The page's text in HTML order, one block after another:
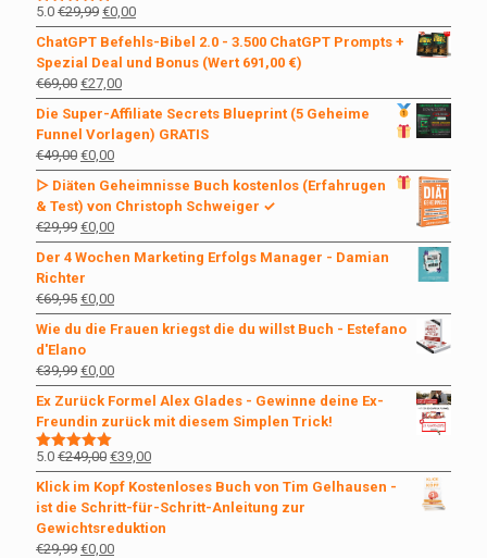
Bewertet
mit5.00
von 5
5.0 €29,99 Ursprünglicher
Preis
war:
€29,99
€0,00Aktueller
Preis
ist:
€0,00.
ChatGPT Befehls-Bibel 2.0 - 3.500 ChatGPT Prompts +
Spezial Deal und Bonus (Wert 691,00 €)
€69,00 Ursprünglicher
Preis
war:
€69,00
€27,00Aktueller
Preis
ist:
€27,00.
Die Super-Affiliate Secrets Blueprint (5 Geheime
Funnel Vorlagen) GRATIS
€49,00 Ursprünglicher
Preis
war:
€49,00
€0,00Aktueller
Preis
ist:
€0,00.
▷ Diäten Geheimnisse Buch kostenlos (Erfahrugen
& Test) von Christoph Schweiger ✓
€29,99 Ursprünglicher
Preis
war:
€29,99
€0,00Aktueller
Preis
ist:
Der 4 Wochen Marketing Erfolgs Manager - Damian
Richter
€69,95 Ursprünglicher
Preis
war:
€69,95
€0,00Aktueller
Preis
ist:
Wie du die Frauen kriegst die du willst Buch - Estefano
d'Elano
€39,99 Ursprünglicher
Preis
war:
€39,99
€0,00Aktueller
Preis
ist:
€0,00.
Ex Zurück Formel Alex Glades - Gewinne deine Ex-
Freundin zurück mit diesem Simplen Trick!
Bewertet
mit5.00
von 5
5.0 €249,00 Ursprünglicher
Preis
war:
€249,00
€39,00Aktueller
Preis
ist:
€39,00.
Klick im Kopf Kostenloses Buch von Tim Gelhausen -
ist die Schritt-für-Schritt-Anleitung zur
Gewichtsreduktion
€29,99 Ursprünglicher
€0,00Aktueller